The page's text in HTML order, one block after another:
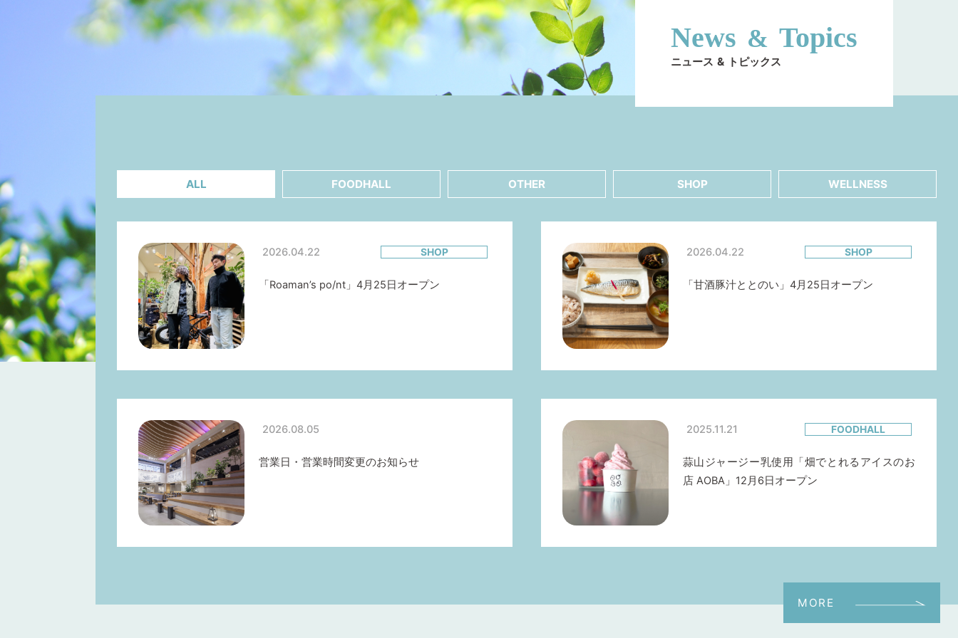
News & Topics
ニュース & トピックス
ALL FOODHALL OTHER SHOP WELLNESS
2026.04.22 SHOP
「Roaman’s po/nt」4月25日オープン
2026.04.22 SHOP
「甘酒豚汁ととのい」4月25日オープン
2026.08.05
営業日・営業時間変更のお知らせ
2025.11.21 FOODHALL
蒜山ジャージー乳使用「畑でとれるアイスのお
店 AOBA」12月6日オープン
MORE